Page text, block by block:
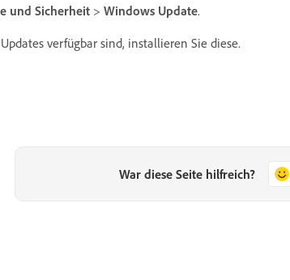
und Sicherheit > Windows Update.
verfügbar sind, installieren Sie diese.
War diese Seite hilfreich?